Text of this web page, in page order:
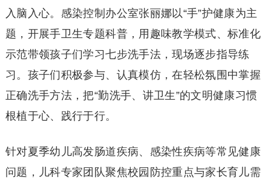
入脑入心。感染控制办公室张丽娜以“手”护健康为主
题，开展手卫生专题科普，用趣味教学模式、标准化
示范带领孩子们学习七步洗手法，现场逐步指导练
习。孩子们积极参与、认真模仿，在轻松氛围中掌握
正确洗手方法，把“勤洗手、讲卫生”的文明健康习惯
根植于心、践行于行。
针对夏季幼儿高发肠道疾病、感染性疾病等常见健康
问题，儿科专家团队聚焦校园防控重点与家长育儿需